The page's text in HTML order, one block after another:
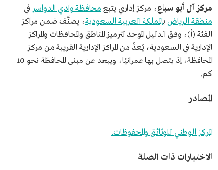
مركز آل أبو سباع، مركز إداري يتبع محافظة وادي الدواسر في
منطقة الرياض بالمملكة العربية السعودية، يصنَّف ضمن مراكز
الفئة (أ)، وفق الدليل الموحد لترميز المناطق والمحافظات والمراكز
الإدارية في السعودية، يُعدُّ من المراكز الإدارية القريبة من مركز
المحافظة، إذ يتصل بها عمرانيًا، ويبعد عن مبنى المحافظة نحو 10
كم.
المصادر
المركز الوطني للوثائق والمحفوظات.
الاختبارات ذات الصلة